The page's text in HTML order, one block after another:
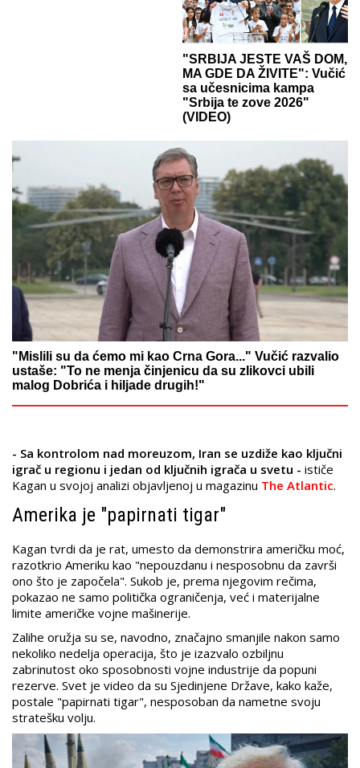
"SRBIJA JESTE VAŠ DOM,
MA GDE DA ŽIVITE": Vučić
sa učesnicima kampa
"Srbija te zove 2026"
(VIDEO)
"Mislili su da ćemo mi kao Crna Gora..." Vučić razvalio
ustaše: "To ne menja činjenicu da su zlikovci ubili
malog Dobrića i hiljade drugih!"
- Sa kontrolom nad moreuzom, Iran se uzdiže kao ključni
igrač u regionu i jedan od ključnih igrača u svetu - ističe
Kagan u svojoj analizi objavljenoj u magazinu The Atlantic.
Amerika je "papirnati tigar"
Kagan tvrdi da je rat, umesto da demonstrira američku moć,
razotkrio Ameriku kao "nepouzdanu i nesposobnu da završi
ono što je započela". Sukob je, prema njegovim rečima,
pokazao ne samo politička ograničenja, već i materijalne
limite američke vojne mašinerije.
Zalihe oružja su se, navodno, značajno smanjile nakon samo
nekoliko nedelja operacija, što je izazvalo ozbiljnu
zabrinutost oko sposobnosti vojne industrije da popuni
rezerve. Svet je video da su Sjedinjene Države, kako kaže,
postale "papirnati tigar", nesposoban da nametne svoju
stratešku volju.